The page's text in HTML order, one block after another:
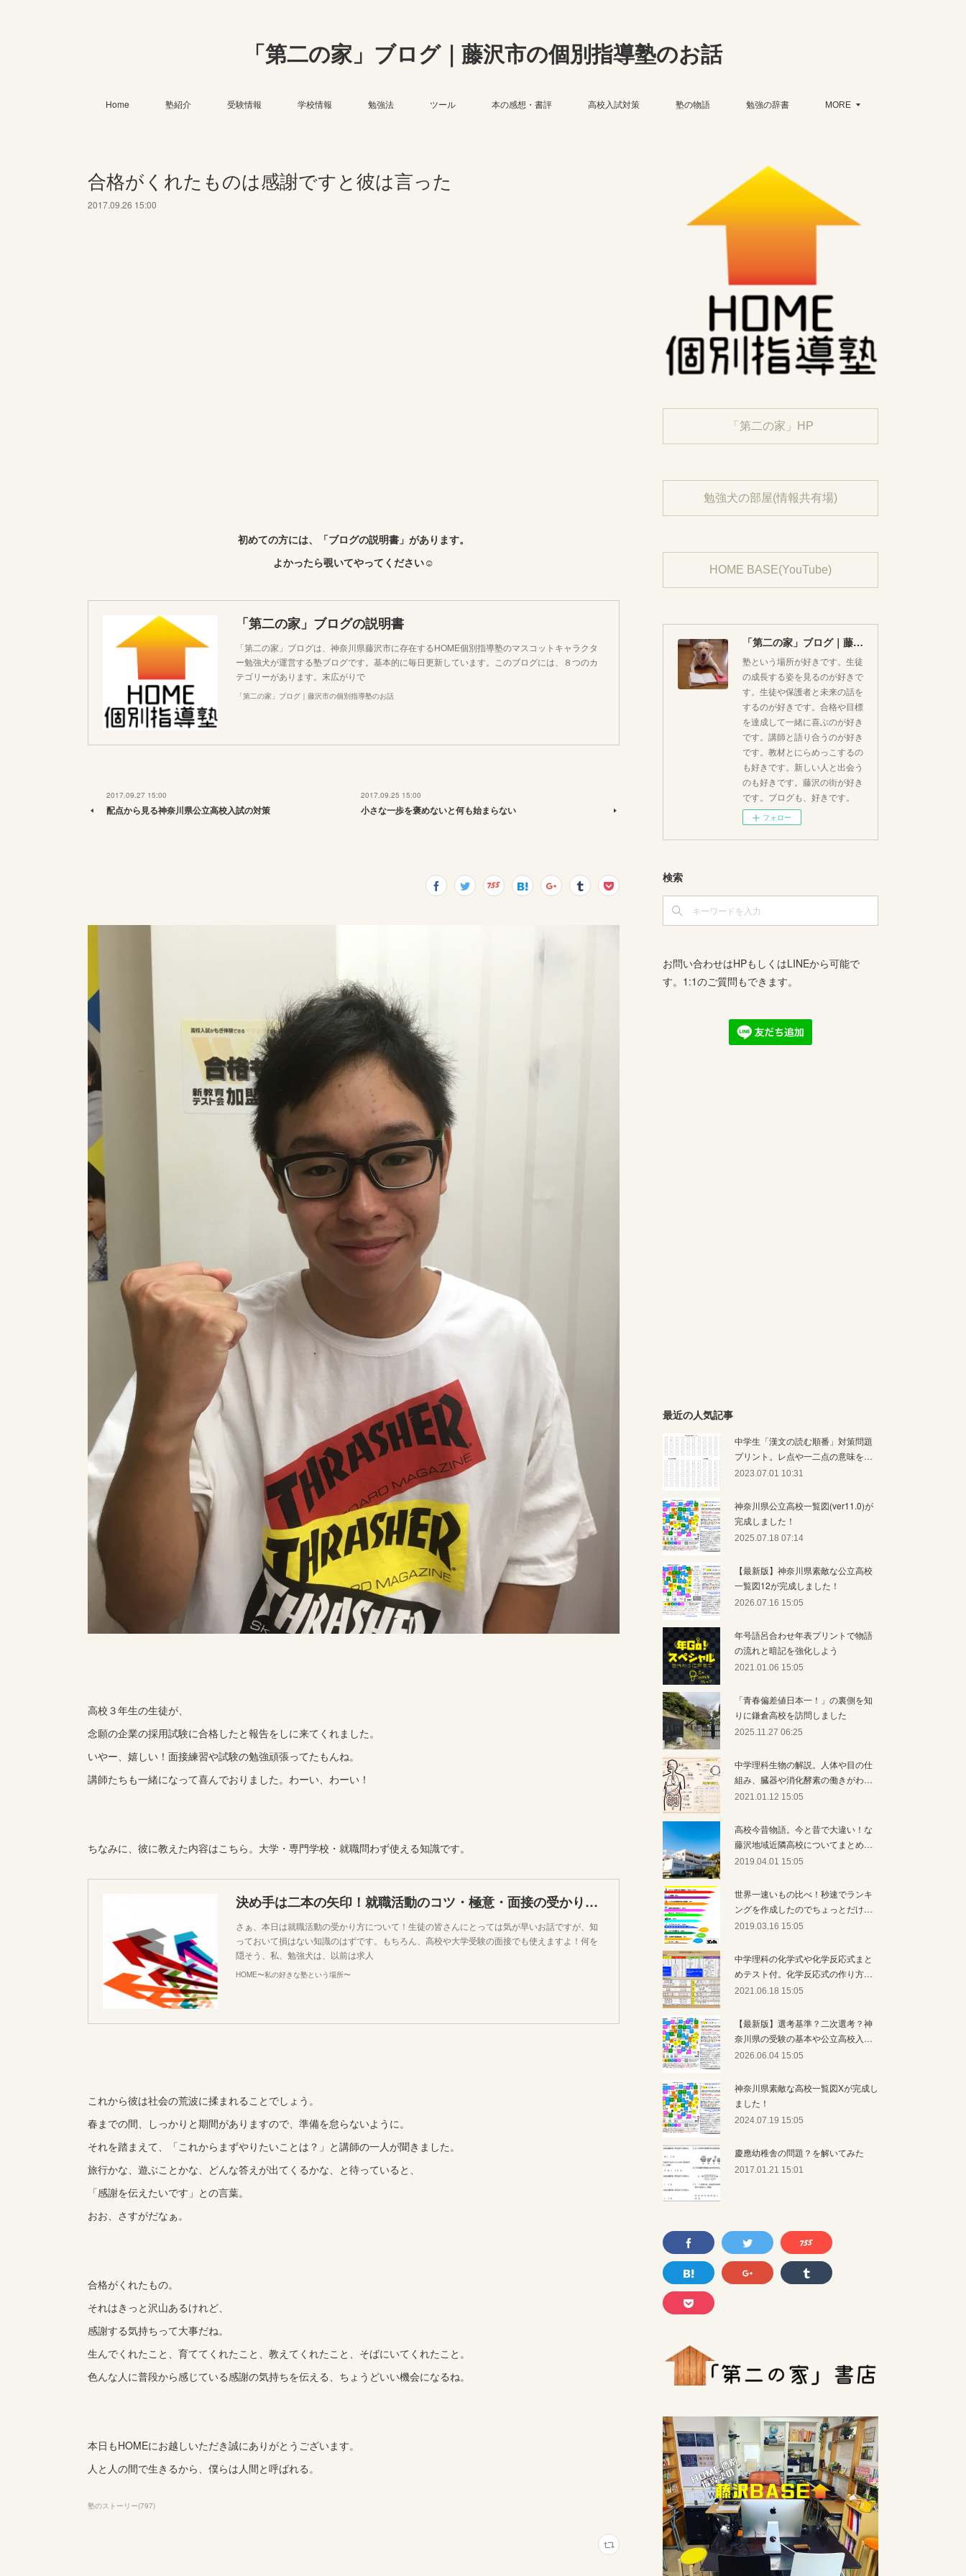
「第二の家」ブログ｜藤沢市の個別指導塾のお話
Home 塾紹介 受験情報 学校情報 勉強法 ツール 本の感想・書評 高校入試対策 塾の物語 勉強の辞書 MORE
合格がくれたものは感謝ですと彼は言った
2017.09.26 15:00
初めての方には、「ブログの説明書」があります。
よかったら覗いてやってください☺︎
「第二の家」ブログの説明書
「第二の家」ブログは、神奈川県藤沢市に存在するHOME個別指導塾のマスコットキャラクタ
ー勉強犬が運営する塾ブログです。基本的に毎日更新しています。このブログには、８つのカ
テゴリーがあります。末広がりで
「第二の家」ブログ｜藤沢市の個別指導塾のお話
2017.09.27 15:00
配点から見る神奈川県公立高校入試の対策
2017.09.25 15:00
小さな一歩を褒めないと何も始まらない
高校３年生の生徒が、
念願の企業の採用試験に合格したと報告をしに来てくれました。
いやー、嬉しい！面接練習や試験の勉強頑張ってたもんね。
講師たちも一緒になって喜んでおりました。わーい、わーい！
ちなみに、彼に教えた内容はこちら。大学・専門学校・就職問わず使える知識です。
決め手は二本の矢印！就職活動のコツ・極意・面接の受かり方と就活生へのメッセージ
さぁ、本日は就職活動の受かり方について！生徒の皆さんにとっては気が早いお話ですが、知
っておいて損はない知識のはずです。もちろん、高校や大学受験の面接でも使えますよ！何を
隠そう、私、勉強犬は、以前は求人
HOME〜私の好きな塾という場所〜
これから彼は社会の荒波に揉まれることでしょう。
春までの間、しっかりと期間がありますので、準備を怠らないように。
それを踏まえて、「これからまずやりたいことは？」と講師の一人が聞きました。
旅行かな、遊ぶことかな、どんな答えが出てくるかな、と待っていると、
「感謝を伝えたいです」との言葉。
おお、さすがだなぁ。
合格がくれたもの。
それはきっと沢山あるけれど、
感謝する気持ちって大事だね。
生んでくれたこと、育ててくれたこと、教えてくれたこと、そばにいてくれたこと。
色んな人に普段から感じている感謝の気持ちを伝える、ちょうどいい機会になるね。
本日もHOMEにお越しいただき誠にありがとうございます。
人と人の間で生きるから、僕らは人間と呼ばれる。
塾のストーリー(797)
「第二の家」HP
勉強犬の部屋(情報共有場)
HOME BASE(YouTube)
「第二の家」ブログ｜藤沢市の個別指導塾のお話
塾という場所が好きです。生徒
の成長する姿を見るのが好きで
す。生徒や保護者と未来の話を
するのが好きです。合格や目標
を達成して一緒に喜ぶのが好き
です。講師と語り合うのが好き
です。教材とにらめっこするの
も好きです。新しい人と出会う
のも好きです。藤沢の街が好き
です。ブログも、好きです。
フォロー
検索
お問い合わせはHPもしくはLINEから可能で
す。1:1のご質問もできます。
最近の人気記事
中学生「漢文の読む順番」対策問題
プリント。レ点や一二点の意味を…
2023.07.01 10:31
神奈川県公立高校一覧図(ver11.0)が
完成しました！
2025.07.18 07:14
【最新版】神奈川県素敵な公立高校
一覧図12が完成しました！
2026.07.16 15:05
年号語呂合わせ年表プリントで物語
の流れと暗記を強化しよう
2021.01.06 15:05
「青春偏差値日本一！」の裏側を知
りに鎌倉高校を訪問しました
2025.11.27 06:25
中学理科生物の解説。人体や目の仕
組み、臓器や消化酵素の働きがわ…
2021.01.12 15:05
高校今昔物語。今と昔で大違い！な
藤沢地域近隣高校についてまとめ…
2019.04.01 15:05
世界一速いもの比べ！秒速でランキ
ングを作成したのでちょっとだけ…
2019.03.16 15:05
中学理科の化学式や化学反応式まと
めテスト付。化学反応式の作り方…
2021.06.18 15:05
【最新版】選考基準？二次選考？神
奈川県の受験の基本や公立高校入…
2026.06.04 15:05
神奈川県素敵な高校一覧図Xが完成し
ました！
2024.07.19 15:05
慶應幼稚舎の問題？を解いてみた
2017.01.21 15:01